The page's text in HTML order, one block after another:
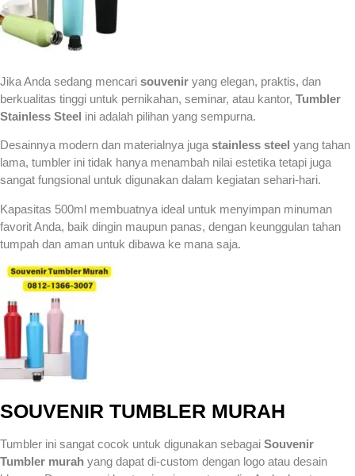
Jika Anda sedang mencari souvenir yang elegan, praktis, dan
berkualitas tinggi untuk pernikahan, seminar, atau kantor, Tumbler
Stainless Steel ini adalah pilihan yang sempurna.
Desainnya modern dan materialnya juga stainless steel yang tahan
lama, tumbler ini tidak hanya menambah nilai estetika tetapi juga
sangat fungsional untuk digunakan dalam kegiatan sehari-hari.
Kapasitas 500ml membuatnya ideal untuk menyimpan minuman
favorit Anda, baik dingin maupun panas, dengan keunggulan tahan
tumpah dan aman untuk dibawa ke mana saja.
SOUVENIR TUMBLER MURAH
Tumbler ini sangat cocok untuk digunakan sebagai Souvenir
Tumbler murah yang dapat di-custom dengan logo atau desain